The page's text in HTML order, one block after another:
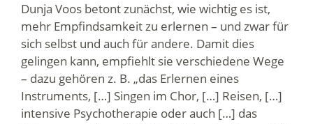
Dunja Voos betont zunächst, wie wichtig es ist,
mehr Empfindsamkeit zu erlernen – und zwar für
sich selbst und auch für andere. Damit dies
gelingen kann, empfiehlt sie verschiedene Wege
– dazu gehören z. B. „das Erlernen eines
Instruments, […] Singen im Chor, […] Reisen, […]
intensive Psychotherapie oder auch […] das